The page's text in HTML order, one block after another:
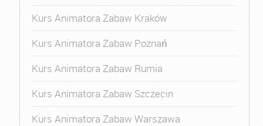
Kurs Animatora Zabaw Kraków
Kurs Animatora Zabaw Poznań
Kurs Animatora Zabaw Rumia
Kurs Animatora Zabaw Szczecin
Kurs Animatora Zabaw Warszawa